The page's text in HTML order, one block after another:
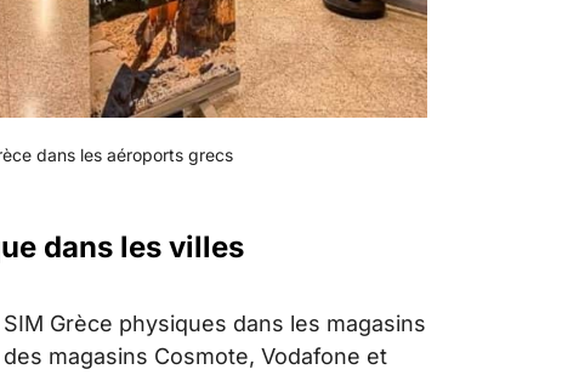
dans les aéroports grecs
dans les villes
Grèce physiques dans les magasins
magasins Cosmote, Vodafone et